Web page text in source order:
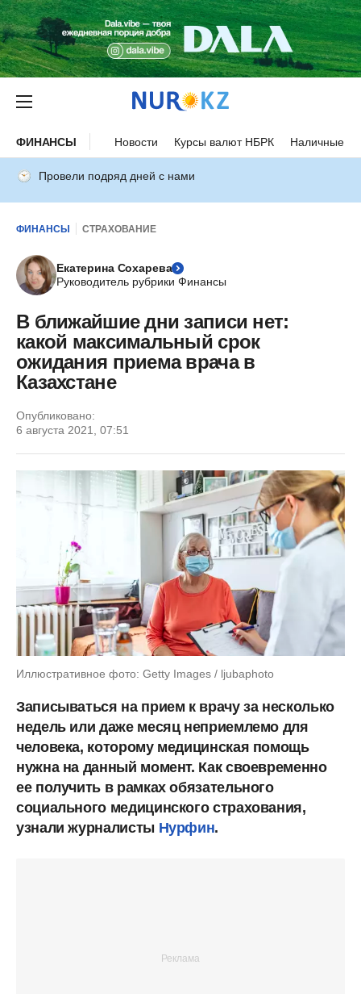
ФИНАНСЫ Новости Курсы валют НБРК Наличные
Провели подряд дней с нами
ФИНАНСЫ СТРАХОВАНИЕ
Екатерина Сохарева
Руководитель рубрики Финансы
В ближайшие дни записи нет:
какой максимальный срок
ожидания приема врача в
Казахстане
Опубликовано:
6 августа 2021, 07:51
Иллюстративное фото: Getty Images / ljubaphoto
Записываться на прием к врачу за несколько
недель или даже месяц неприемлемо для
человека, которому медицинская помощь
нужна на данный момент. Как своевременно
ее получить в рамках обязательного
социального медицинского страхования,
узнали журналисты Нурфин.